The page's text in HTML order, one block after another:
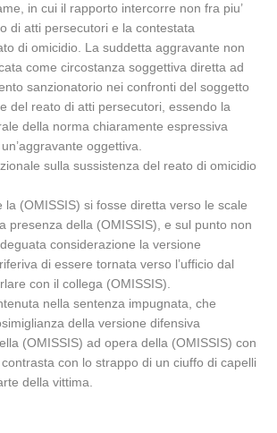
in cui il rapporto intercorre non fra piu’
di atti persecutori e la contestata
di omicidio. La suddetta aggravante non
come circostanza soggettiva diretta ad
sanzionatorio nei confronti del soggetto
del reato di atti persecutori, essendo la
della norma chiaramente espressiva
oggettiva.
sulla sussistenza del reato di omicidio
la (OMISSIS) si fosse diretta verso le scale
presenza della (OMISSIS), e sul punto non
considerazione la versione
di essere tornata verso l’ufficio dal
con il collega (OMISSIS).
nella sentenza impugnata, che
della versione difensiva
(OMISSIS) ad opera della (OMISSIS) con
con lo strappo di un ciuffo di capelli
della vittima.